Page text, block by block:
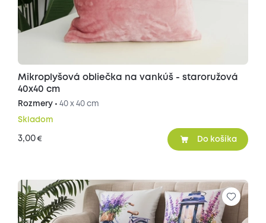
Mikroplyšová obliečka na vankúš - staroružová
40x40 cm
Rozmery • 40 x 40 cm
Skladom
3,00€ Do košíka